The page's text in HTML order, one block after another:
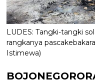
LUDES: Tangki-tangki
rangkanya
Istimewa)